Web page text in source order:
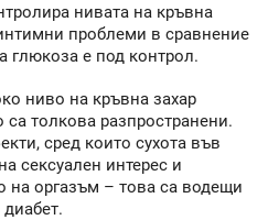
нивата на кръвна
проблеми в сравнение
глюкоза е под контрол.
ниво на кръвна захар
толкова разпространени.
сред които сухота във
сексуален интерес и
на оргазъм – това са водещи